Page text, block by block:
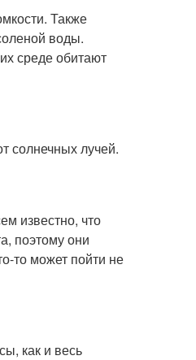
Также
воды.
среде обитают
солнечных лучей.
известно, что
поэтому они
то может пойти не
как и весь